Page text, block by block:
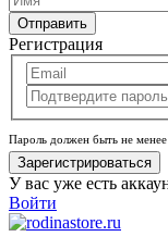
Отправить
Регистрация
Пароль должен быть не
Зарегистрироваться
У вас уже есть
Войти